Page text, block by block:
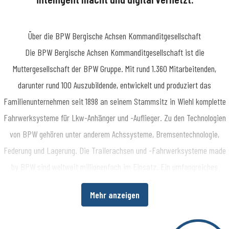
Mehr anzeigen
Über die BPW Bergische Achsen Kommanditgesellschaft
​Die BPW Bergische Achsen Kommanditgesellschaft ist die
Muttergesellschaft der BPW Gruppe. Mit rund 1.360 Mitarbeitenden,
darunter rund 100 Auszubildende, entwickelt und produziert das
Familienunternehmen seit 1898 an seinem Stammsitz in Wiehl komplette
Fahrwerksysteme für Lkw-Anhänger und -Auflieger. Zu den Technologien
von BPW gehören unter anderem Achssysteme, Bremsentechnologie,
Federung und Lagerung. Die Trailerachsen und -Fahrwerksysteme made
by BPW sind weltweit millionenfach im Einsatz. Ein umfangreiches
Dienstleistungsspektrum bietet Fahrzeugherstellern und -betreibern
darüber hinaus die Möglichkeit, die Wirtschaftlichkeit in ihren